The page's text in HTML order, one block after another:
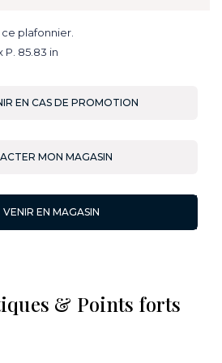
plafonnier.
P. 85.83 in
EN CAS DE PROMOTION
MON MAGASIN
VENIR EN MAGASIN
& Points forts